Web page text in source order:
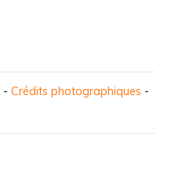
- Crédits photographiques -